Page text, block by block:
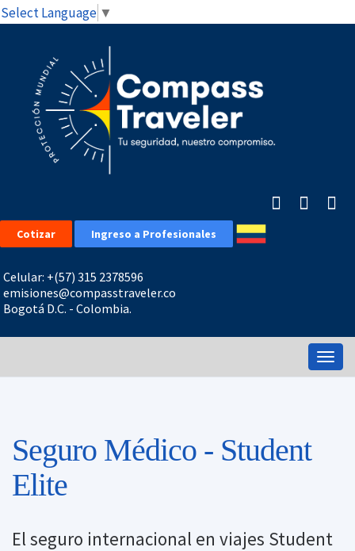
Select Language ▼
Cotizar Ingreso a Profesionales
Celular: +(57) 315 2378596
emisiones@compasstraveler.co
Bogotá D.C. - Colombia.
Seguro Médico - Student
Elite
El seguro internacional en viajes Student